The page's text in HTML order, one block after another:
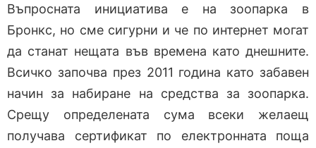
Въпросната инициатива е на зоопарка в
Бронкс, но сме сигурни и че по интернет могат
да станат нещата във времена като днешните.
Всичко започва през 2011 година като забавен
начин за набиране на средства за зоопарка.
Срещу определената сума всеки желаещ
получава сертификат по електронната поща